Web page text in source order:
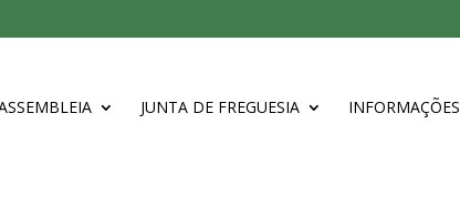
JUNTA DE FREGUESIA INFORMAÇÕES